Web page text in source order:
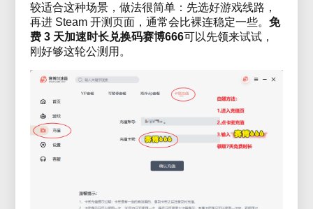
较适合这种场景，做法很简单：先选好游戏线路，
再进 Steam 开测页面，通常会比裸连稳定一些。 免
费 3 天加速时长兑换码赛博666可以先领来试试，
刚好够这轮公测用。